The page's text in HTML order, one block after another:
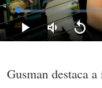
Gusman destaca